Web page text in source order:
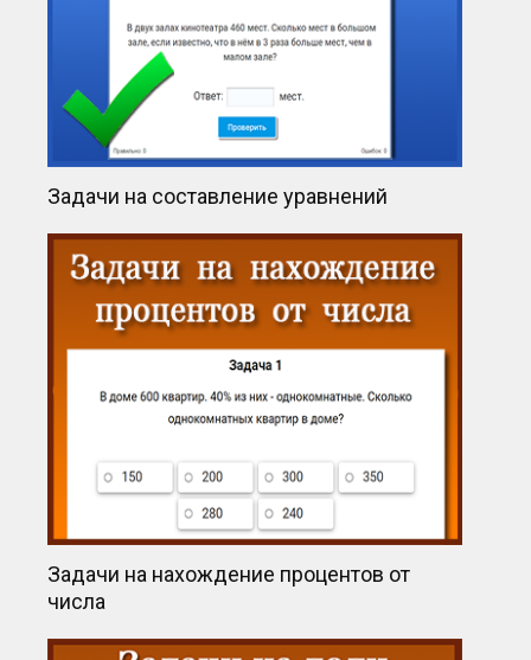
Задачи на составление уравнений
Задачи на нахождение процентов от
числа